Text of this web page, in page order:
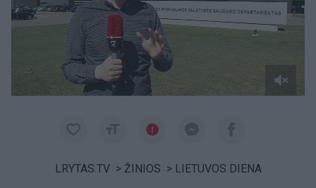
LRYTAS.TV > ŽINIOS > LIETUVOS DIENA